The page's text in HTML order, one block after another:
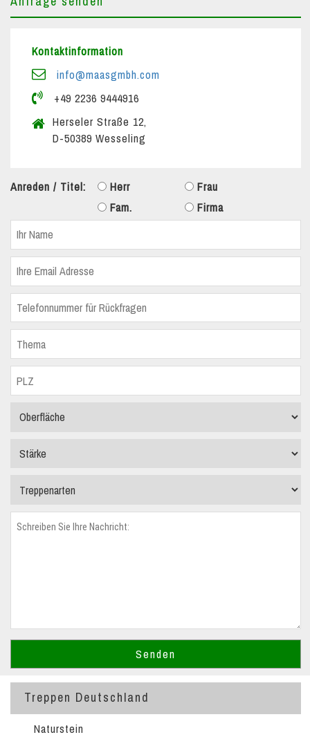
Kontaktinformation
info@maasgmbh.com
+49 2236 9444916
Herseler Straße 12,
D-50389 Wesseling
Anreden / Titel: Herr
Frau
Fam.
Firma
Treppen Deutschland
Naturstein